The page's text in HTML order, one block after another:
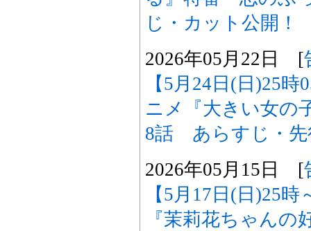
じ・カット公開！
2026年05月22日 [
【5月24日(日)25
ニメ『大きい女の
8話 あらすじ・先
2026年05月15日 [
【5月17日(日)25
『茉莉花ちゃん